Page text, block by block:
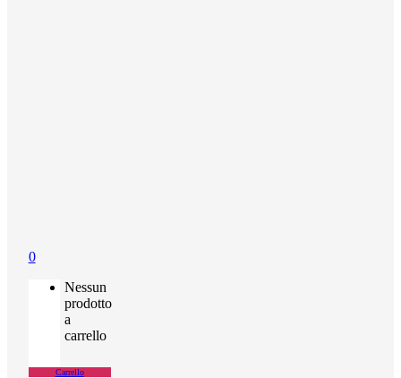
0
Nessun
prodotto
a
carrello
Carrello